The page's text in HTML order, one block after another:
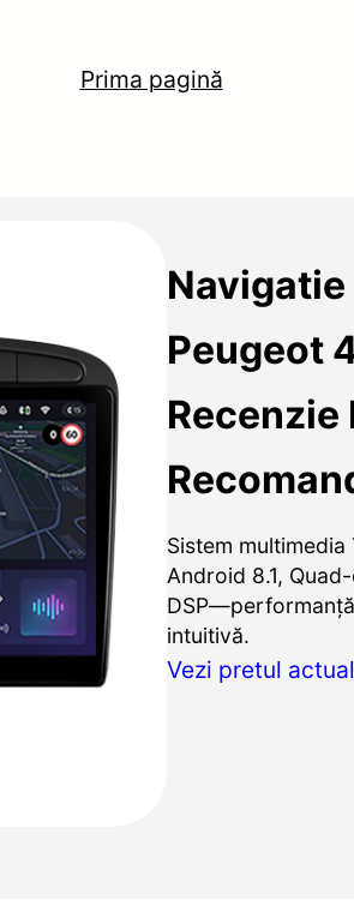
Prima pagină
Navigatie
Peugeot
Recenzie
Sistem
Android 8.1,
intuitivă.
Vezi pretul